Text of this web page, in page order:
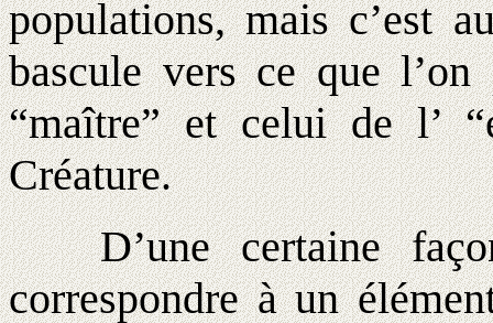
populations, mais c’est
bascule vers ce que
“maître” et celui de l’
Créature.
D’une certaine
correspondre à un